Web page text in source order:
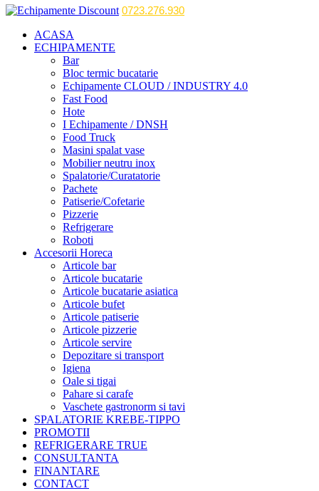
0723.276.930
ACASA
ECHIPAMENTE
Bar
Bloc termic bucatarie
Echipamente CLOUD / INDUSTRY 4.0
Fast Food
Hote
I Echipamente / DNSH
Food Truck
Masini spalat vase
Mobilier neutru inox
Spalatorie/Curatatorie
Pachete
Patiserie/Cofetarie
Pizzerie
Refrigerare
Roboti
Accesorii Horeca
Articole bar
Articole bucatarie
Articole bucatarie asiatica
Articole bufet
Articole patiserie
Articole pizzerie
Articole servire
Depozitare si transport
Igiena
Oale si tigai
Pahare si carafe
Vaschete gastronorm si tavi
SPALATORIE KREBE-TIPPO
PROMOTII
REFRIGERARE TRUE
CONSULTANTA
FINANTARE
CONTACT